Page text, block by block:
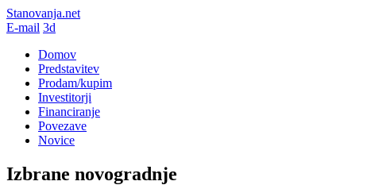
Stanovanja.net
E-mail 3d
Domov
Predstavitev
Prodam/kupim
Investitorji
Financiranje
Povezave
Novice
Izbrane novogradnje